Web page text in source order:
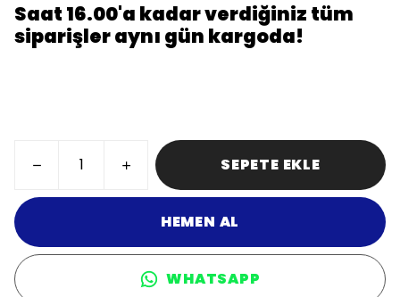
Saat 16.00'a kadar verdiğiniz tüm
siparişler aynı gün kargoda!
SEPETE EKLE
HEMEN AL
WHATSAPP